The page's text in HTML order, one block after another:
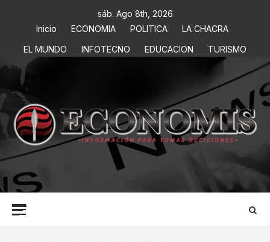
sáb. Ago 8th, 2026
Inicio
ECONOMIA POLITICA
LA CHACRA
EL MUNDO
INFOTECNO EDUCACION TURISMO
ECONOMIS
INFORMACIÓN PARA TOMAR DECISIONES